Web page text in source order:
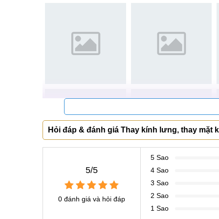
Cũng là tình trạng xuống cấp vẻ bề ngoài gây
CAMON 19 Pro của bạn chỉ gặp vấn đề trầy
hưởng thì chỉ cần thay nắp lưng cho Tecno
Vì sao cần thay mặt kính sau lưng
Hỏi đáp & đánh giá Thay kính lưng, thay mặt
5/5
0 đánh giá và hỏi đáp
5 Sao
4 Sao
3 Sao
2 Sao
1 Sao